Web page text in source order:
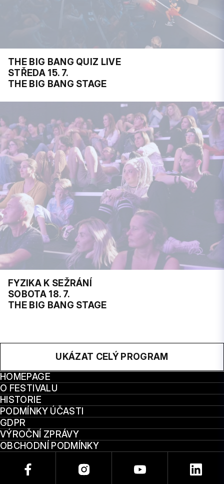
THE BIG BANG QUIZ LIVE
STŘEDA 15. 7.
THE BIG BANG STAGE
FYZIKA K SEŽRÁNÍ
SOBOTA 18. 7.
THE BIG BANG STAGE
UKÁZAT CELÝ PROGRAM
HOMEPAGE
O FESTIVALU
HISTORIE
PODMÍNKY ÚČASTI
GDPR
VÝROČNÍ ZPRÁVY
OBCHODNÍ PODMÍNKY